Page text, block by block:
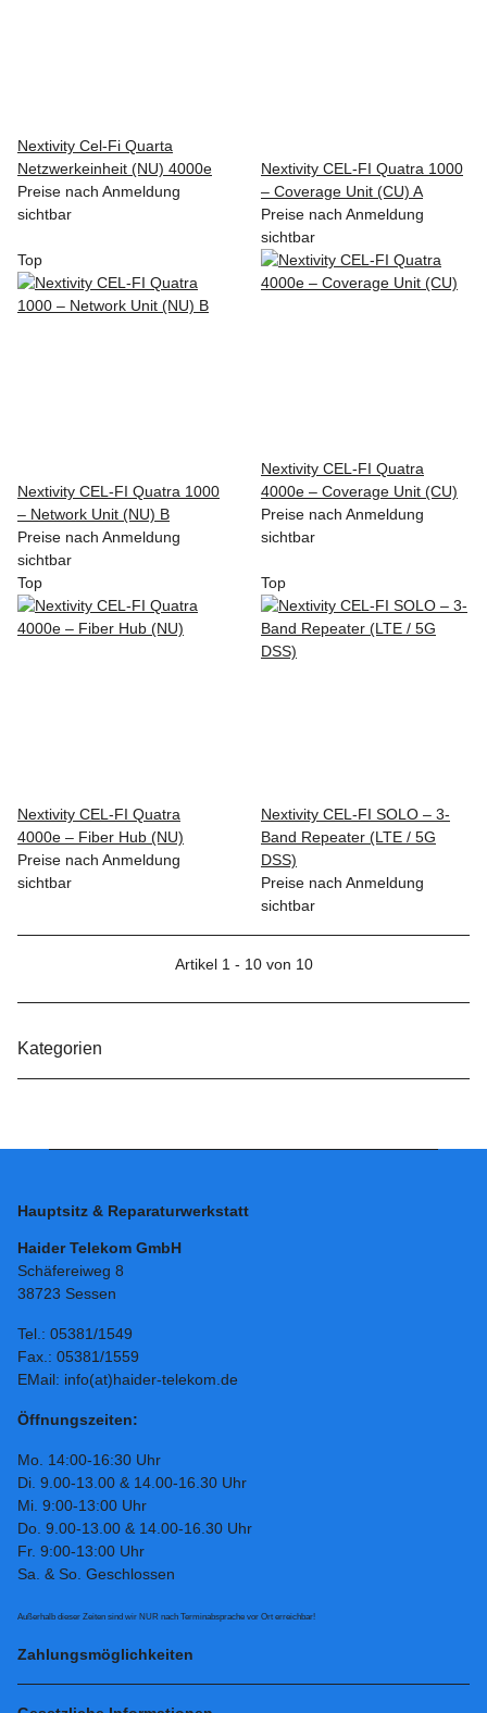
Nextivity Cel-Fi Quarta
Netzwerkeinheit (NU) 4000e
Preise nach Anmeldung
sichtbar
Nextivity CEL-FI Quatra 1000
– Coverage Unit (CU) A
Preise nach Anmeldung
sichtbar
Top
Nextivity CEL-FI Quatra 1000
– Network Unit (NU) B
Preise nach Anmeldung
sichtbar
Nextivity CEL-FI Quatra
4000e – Coverage Unit (CU)
Preise nach Anmeldung
sichtbar
Top
Nextivity CEL-FI Quatra
4000e – Fiber Hub (NU)
Preise nach Anmeldung
sichtbar
Top
Nextivity CEL-FI SOLO – 3-
Band Repeater (LTE / 5G
DSS)
Preise nach Anmeldung
sichtbar
Artikel 1 - 10 von 10
Kategorien
Hauptsitz & Reparaturwerkstatt
Haider Telekom GmbH
Schäfereiweg 8
38723 Sessen
Tel.: 05381/1549
Fax.: 05381/1559
EMail: info(at)haider-telekom.de
Öffnungszeiten:
Mo. 14:00-16:30 Uhr
Di. 9.00-13.00 & 14.00-16.30 Uhr
Mi. 9:00-13:00 Uhr
Do. 9.00-13.00 & 14.00-16.30 Uhr
Fr. 9:00-13:00 Uhr
Sa. & So. Geschlossen
Außerhalb dieser Zeiten sind wir NUR nach Terminabsprache vor Ort erreichbar!
Zahlungsmöglichkeiten